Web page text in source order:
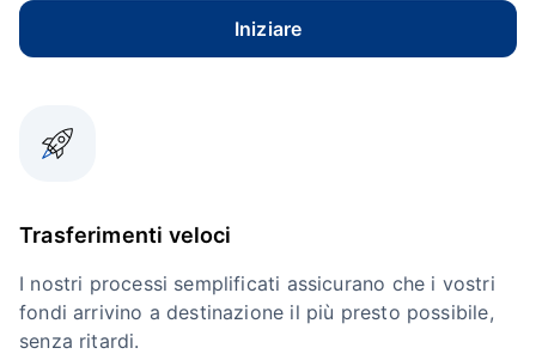
Iniziare
Trasferimenti veloci
I nostri processi semplificati assicurano che i vostri
fondi arrivino a destinazione il più presto possibile,
senza ritardi.